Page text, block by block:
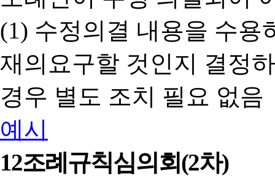
(1) 수정의결 내용을 수용
재의요구할 것인지 결정
경우 별도 조치 필요 없음
예시
12조례규칙심의회(2차)